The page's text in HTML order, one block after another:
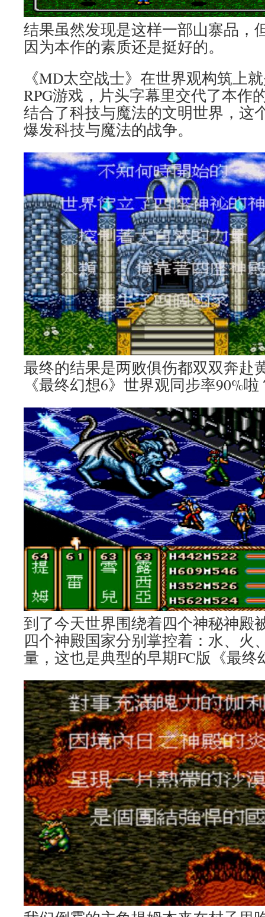
结果虽然发现是这样一部山寨品，
因为本作的素质还是挺好的。
《MD太空战士》在世界观构筑上
RPG游戏，片头字幕里交代了本作
结合了科技与魔法的文明世界，这
爆发科技与魔法的战争。
最终的结果是两败俱伤都双双奔赴
《最终幻想6》世界观同步率90%啦
到了今天世界围绕着四个神秘神殿
四个神殿国家分别掌控着：水、火
量，这也是典型的早期FC版《最终